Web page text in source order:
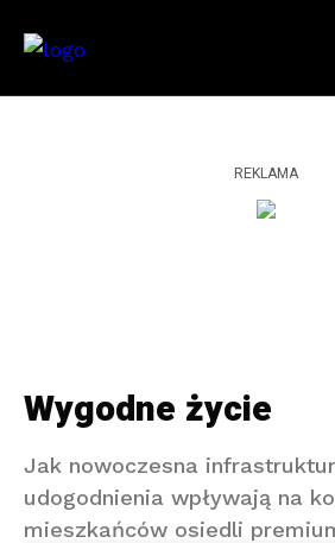
REKLAMA
Wygodne życie
Jak nowoczesna
udogodnienia wpływają na
mieszkańców osiedli